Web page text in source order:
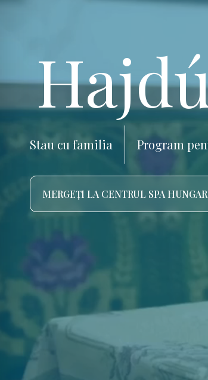
Stau cu familia Program
MERGEȚI LA CENTRUL SPA